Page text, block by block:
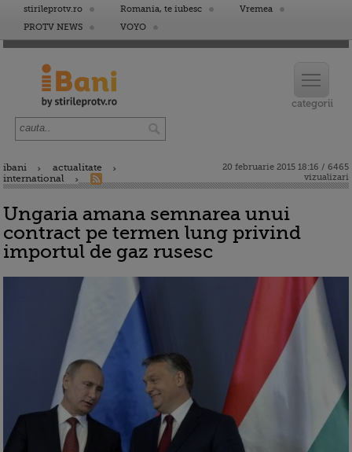
stirileprotv.ro Romania, te iubesc
Vremea
PROTV NEWS
VOYO
ibani
actualitate
international
20 februarie 2015 18:16 / 6465
vizualizari
Ungaria amana semnarea unui
contract pe termen lung privind
importul de gaz rusesc